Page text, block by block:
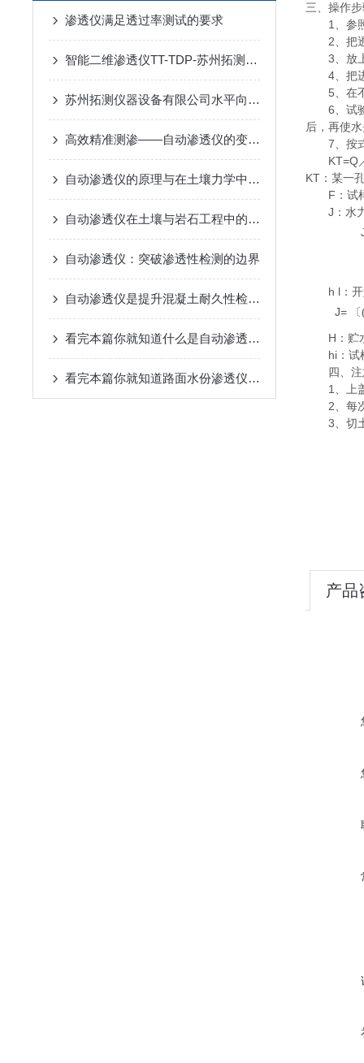
渗透仪满足透过率测试的要求
智能二维渗透仪TT-TDP-苏州拓测仪器设备有限公司
苏州拓测仪器设备有限公司水平向渗透仪研发与试验报告
高效精准测渗——自动渗透仪的变水头与常水头试验
自动渗透仪的原理与在土壤力学中的应用
自动渗透仪在土壤与岩石工程中的应用分析
自动渗透仪：突破渗透性检测的边界
自动渗透仪是提升混凝土耐久性检测新标准
看完本篇你就知道什么是自动渗透仪了
看完本篇你就知道路面水份渗透仪的试验步骤了
三、操作
1、参
2、把
3、放
4、把
5、在
6、试
后，再使
7、按
KT=Q
KT：某一
F：试
J：水
h l：
J=
〔
H：贮
hi：
四、
1、上
2、每
3、切
产品